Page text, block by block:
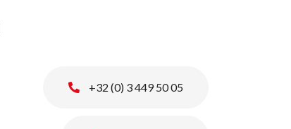
+32 (0) 3 449 50 05